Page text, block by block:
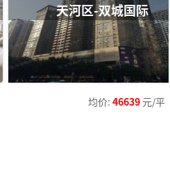
天河区-双城国际
均价: 46639元/平